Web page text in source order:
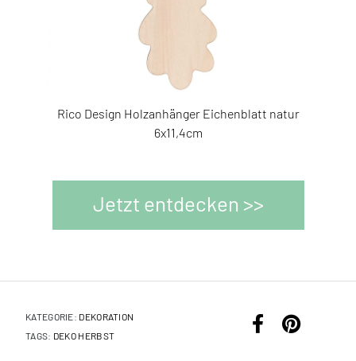
Rico Design Holzanhänger Eichenblatt natur
6x11,4cm3359280
Jetzt entdecken >>
KATEGORIE: DEKORATION
TAGS: DEKO HERBST